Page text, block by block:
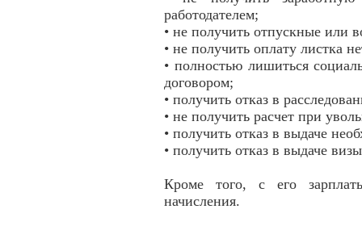
работодателем;
• не получить отпускные или
• не получить оплату листка
• полностью лишиться
договором;
• получить отказ в
• не получить расчет при
• получить отказ в выдаче
• получить отказ в выдаче
Кроме того, с его
начисления.